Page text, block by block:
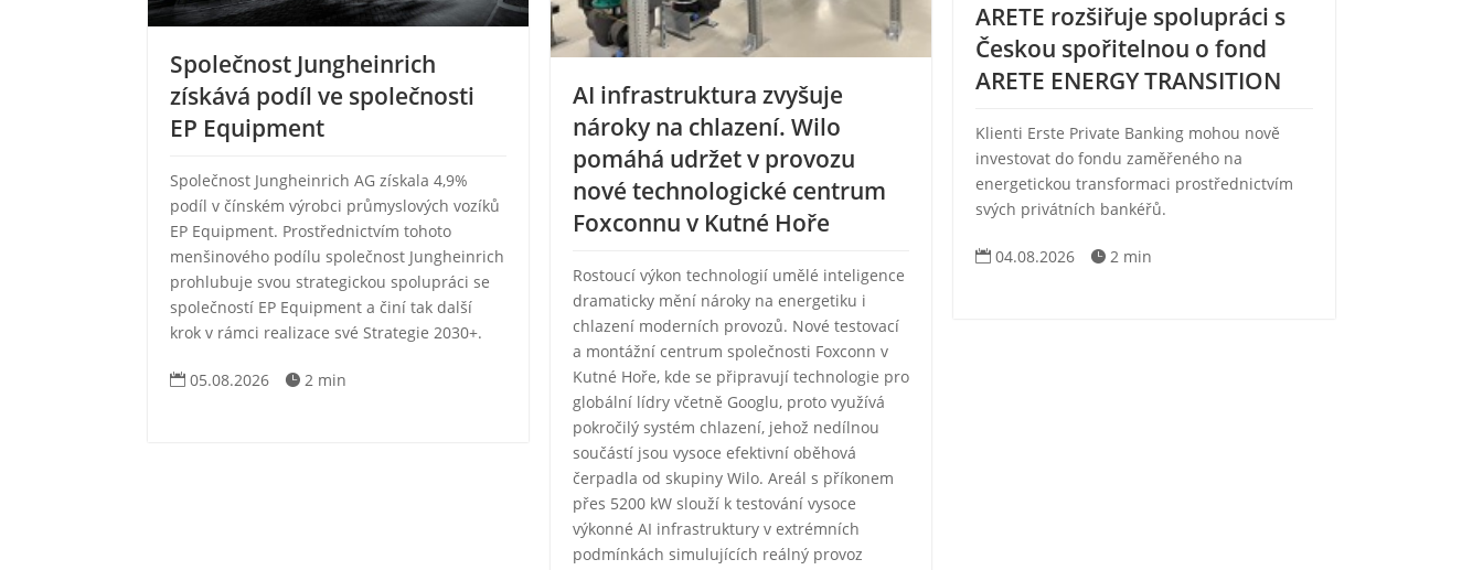
Společnost Jungheinrich
získává podíl ve společnosti
EP Equipment
Společnost Jungheinrich AG získala 4,9%
podíl v čínském výrobci průmyslových vozíků
EP Equipment. Prostřednictvím tohoto
menšinového podílu společnost Jungheinrich
prohlubuje svou strategickou spolupráci se
společností EP Equipment a činí tak další
krok v rámci realizace své Strategie 2030+.
 05.08.2026  2 min
AI infrastruktura zvyšuje
nároky na chlazení. Wilo
pomáhá udržet v provozu
nové technologické centrum
Foxconnu v Kutné Hoře
Rostoucí výkon technologií umělé inteligence
dramaticky mění nároky na energetiku i
chlazení moderních provozů. Nové testovací
a montážní centrum společnosti Foxconn v
Kutné Hoře, kde se připravují technologie pro
globální lídry včetně Googlu, proto využívá
pokročilý systém chlazení, jehož nedílnou
součástí jsou vysoce efektivní oběhová
čerpadla od skupiny Wilo. Areál s příkonem
přes 5200 kW slouží k testování vysoce
výkonné AI infrastruktury v extrémních
podmínkách simulujících reálný provoz
ARETE rozšiřuje spolupráci s
Českou spořitelnou o fond
ARETE ENERGY TRANSITION
Klienti Erste Private Banking mohou nově
investovat do fondu zaměřeného na
energetickou transformaci prostřednictvím
svých privátních bankéřů.
 04.08.2026  2 min